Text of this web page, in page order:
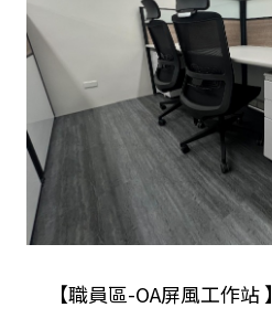
【職員區-OA屏風工作站 】